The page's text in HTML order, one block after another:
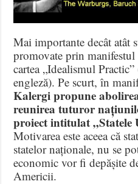
Mai importante decât atât
promovate prin manifestul
cartea „Idealismul
engleză). Pe scurt, în
Kalergi propune
reunirea tuturor
proiect intitulat „Statele
Motivarea este aceea că
statelor naționale, nu se
economic vor fi depășite
Americii.